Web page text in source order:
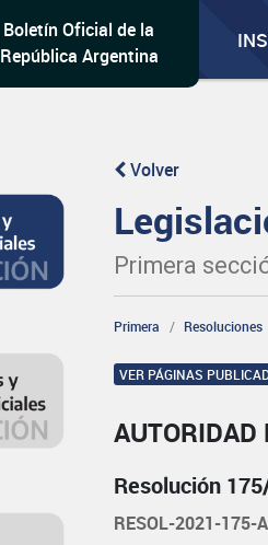
Boletín Oficial de la
República Argentina
Volver
Primera
Primera Resoluciones
VER PÁGINAS
AUTORIDAD
Resolución
RESOL-2021-175-